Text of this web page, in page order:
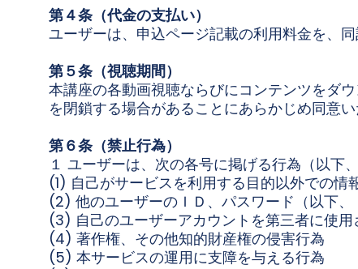
第４条（代金の支払い）
ユーザーは、申込ページ記載の利用料金を、
第５条（視聴期間）
本講座の各動画視聴ならびにコンテンツをダ
を閉鎖する場合があることにあらかじめ同意い
第６条（禁止行為）
１ ユーザーは、次の各号に掲げる行為（以下
(1) 自己がサービスを利用する目的以外での情
(2) 他のユーザーのＩＤ、パスワード（以下
(3) 自己のユーザーアカウントを第三者に使用
(4) 著作権、その他知的財産権の侵害行為
(5) 本サービスの運用に支障を与える行為